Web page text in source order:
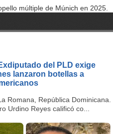
múltiple de Múnich en 2025.
del PLD exige
lanzaron botellas a
Romana, República Dominicana.
Urdino Reyes calificó co...